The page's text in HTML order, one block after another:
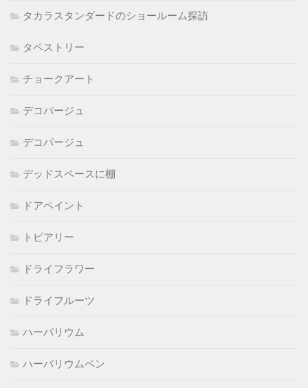
タカラスタンダードのショールーム探訪
タペストリー
チョークアート
デコパージュ
デコパージュ
デッドスペースに棚
ドアペイント
トピアリー
ドライフラワー
ドライフルーツ
ハーバリウム
ハーバリウムペン